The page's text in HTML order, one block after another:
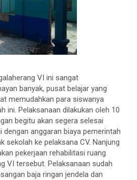
VI ini sangat
banyak, pusat belajar yang
memudahkan para siswanya
ini. Pelaksanaan dilakukan oleh 10
begitu akan segera selesai
dengan anggaran biaya pemerintah
sekolah ke pelaksana CV. Nanjung
pekerjaan rehabilitasi ruang
VI tersebut. Pelaksanaan sudah
baja ringan jendela dan